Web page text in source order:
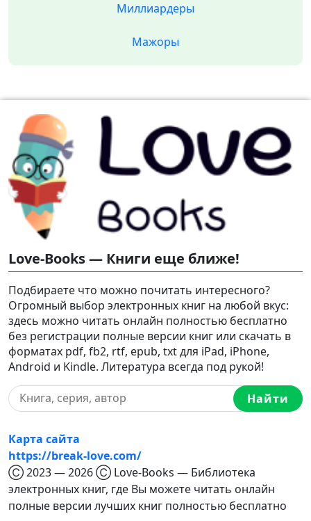
Миллиардеры
Мажоры
Love-Books — Книги еще ближе!
Подбираете что можно почитать интересного?
Огромный выбор электронных книг на любой вкус:
здесь можно читать онлайн полностью бесплатно
без регистрации полные версии книг или скачать в
форматах pdf, fb2, rtf, epub, txt для iPad, iPhone,
Android и Kindle. Литература всегда под рукой!
Найти
Карта сайта
https://break-love.com/
Ⓒ 2023 — 2026 Ⓒ Love-Books — Библиотека
электронных книг, где Вы можете читать онлайн
полные версии лучших книг полностью бесплатно